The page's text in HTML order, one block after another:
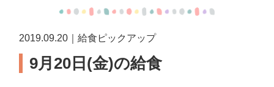
2019.09.20｜給食ピックアップ
9月20日(金)の給食